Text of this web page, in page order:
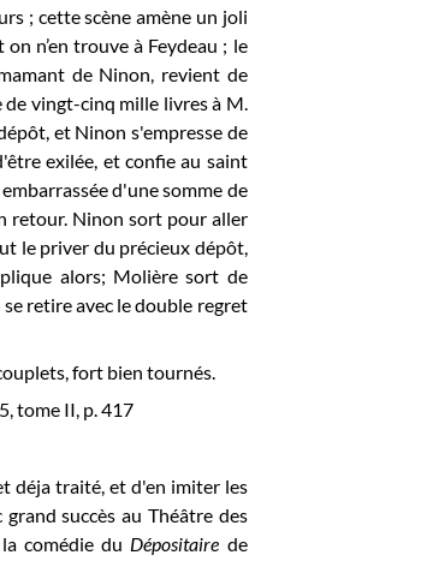
; cette scène amène un joli
n’en trouve à Feydeau ; le
de Ninon, revient de
vingt-cinq mille livres à M.
et Ninon s'empresse de
exilée, et confie au saint
d'une somme de
retour. Ninon sort pour aller
le priver du précieux dépôt,
alors; Molière sort de
retire avec ledouble regret
fort bien tournés.
tome II, p. 417
déja traité, et d'en imiter les
grand succès au Théâtre des
comédiedu Dépositaire de